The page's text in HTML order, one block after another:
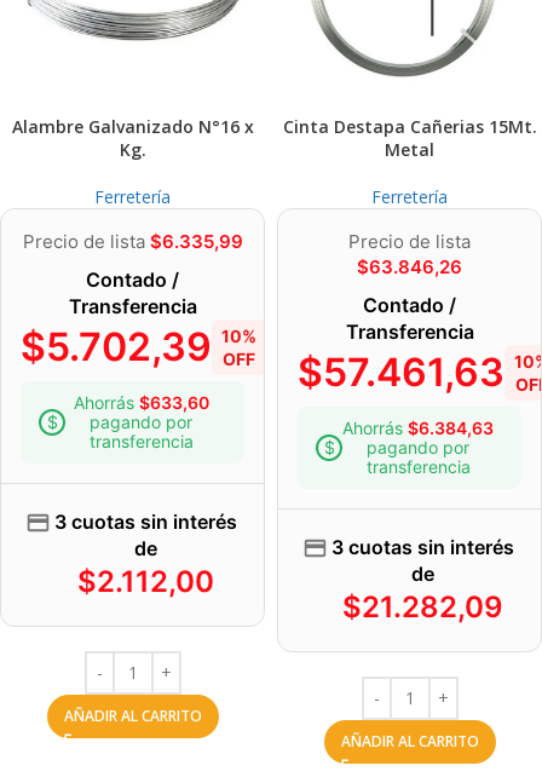
Alambre Galvanizado N°16 x
Kg.
Ferretería
Precio de lista $6.335,99
Contado /
Transferencia
$5.702,39 10%
OFF
Ahorrás $633,60
pagando por
transferencia
3 cuotas sin interés
de
$2.112,00
AÑADIR AL CARRITO
Cinta Destapa Cañerias 15Mt.
Metal
Ferretería
Precio de lista
$63.846,26
Contado /
Transferencia
$57.461,63
Ahorrás $6.384,63
pagando por
transferencia
3 cuotas sin interés
de
$21.282,09
AÑADIR AL CARRITO